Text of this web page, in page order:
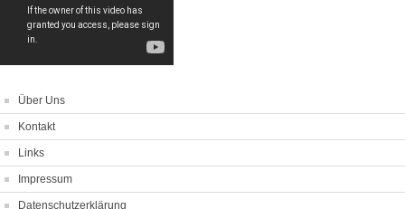
Über Uns
Kontakt
Links
Impressum
Datenschutzerklärung